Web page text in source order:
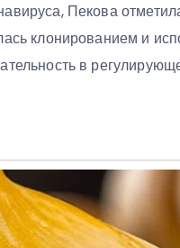
Пекова
клонированием и
в